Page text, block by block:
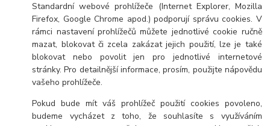
Standardní webové prohlížeče (Internet Explorer, Mozilla
Firefox, Google Chrome apod.) podporují správu cookies. V
rámci nastavení prohlížečů můžete jednotlivé cookie ručně
mazat, blokovat či zcela zakázat jejich použití, lze je také
blokovat nebo povolit jen pro jednotlivé internetové
stránky. Pro detailnější informace, prosím, použijte nápovědu
vašeho prohlížeče.
Pokud bude mít váš prohlížeč použití cookies povoleno,
budeme vycházet z toho, že souhlasíte s využíváním